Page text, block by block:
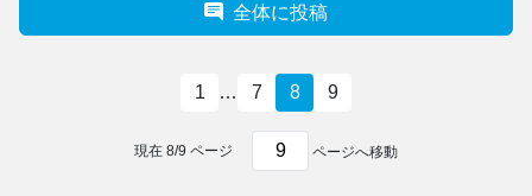
全体に投稿
1 … 7 8 9
現在 8/9 ページ ページへ移動